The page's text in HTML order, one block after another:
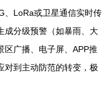
、LoRa或卫星通信实时传
成分级预警（如暴雨、大
区广播、电子屏、APP推
对到主动防范的转变，极